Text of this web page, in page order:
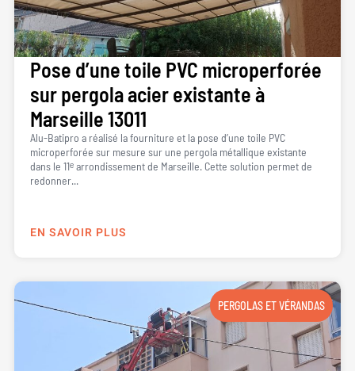
Pose d’une toile PVC microperforée
sur pergola acier existante à
Marseille 13011
Alu-Batipro a réalisé la fourniture et la pose d’une toile PVC
microperforée sur mesure sur une pergola métallique existante
dans le 11ᵉ arrondissement de Marseille. Cette solution permet de
redonner...
EN SAVOIR PLUS
PERGOLAS ET VÉRANDAS